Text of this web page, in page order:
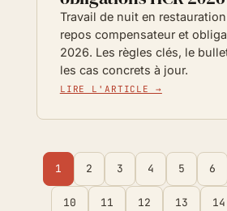
Travail de nuit en
repos compensateur et
2026. Les règles clés, le
les cas concrets à jour.
LIRE L'ARTICLE →
1 2 3 4 5 6
10 11 12 13 14